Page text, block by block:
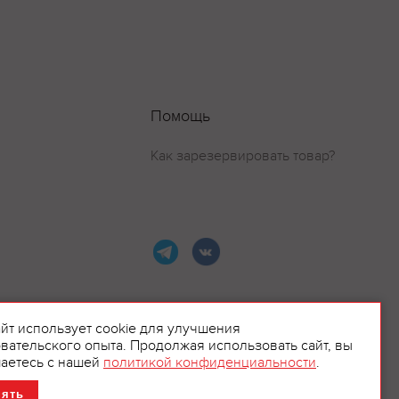
Помощь
Как зарезервировать товар?
использует cookie для улучшения
опыта. Продолжая использовать сайт, вы
с нашей политикой конфиденциальности.